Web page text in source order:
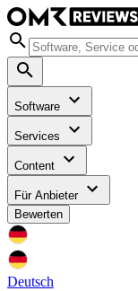
Software
Services
Content
Für Anbieter
Bewerten
Deutsch